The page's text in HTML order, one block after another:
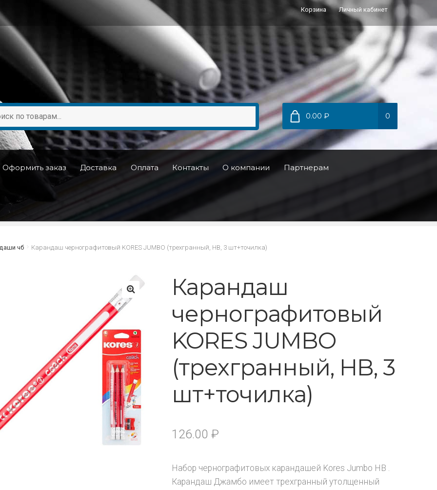
Корзина Личный кабинет
0.00 ₽ 0
Оформить заказ Доставка Оплата Контакты О компании Партнерам
чб Карандаш чернографитовый KORES JUMBO (трехгранный, HB, 3 шт+точилка)
🔍
Карандаш
чернографитовый
KORES JUMBO
(трехгранный, HB, 3
шт+точилка)
126.00₽
Набор чернографитовых карандашей Kores Jumbo HB .
Карандаш Джамбо имеет трехгранный утолщенный